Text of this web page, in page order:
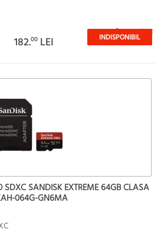
Stoc epuizat
182.00 LEI INDISPONIBIL
SANDISK EXTREME 64GB CLASA
064G-GN6MA